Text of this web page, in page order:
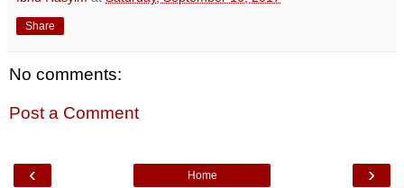
Share
No comments:
Post a Comment
‹ ›
Home